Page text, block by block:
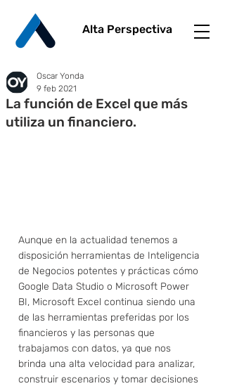
Alta Perspectiva
La función de Excel que más
utiliza un financiero.
Oscar Yonda
9 feb 2021
Aunque en la actualidad tenemos a
disposición herramientas de Inteligencia
de Negocios potentes y prácticas cómo
Google Data Studio o Microsoft Power
BI, Microsoft Excel continua siendo una
de las herramientas preferidas por los
financieros y las personas que
trabajamos con datos, ya que nos
brinda una alta velocidad para analizar,
construir escenarios y tomar decisiones